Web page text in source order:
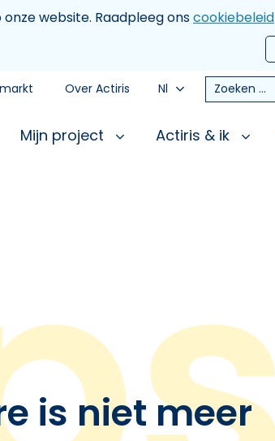
website. Raadpleeg onscookiebeleid
Over Actiris Nl Zoeken
Mijn project Actiris & ik
is niet meer